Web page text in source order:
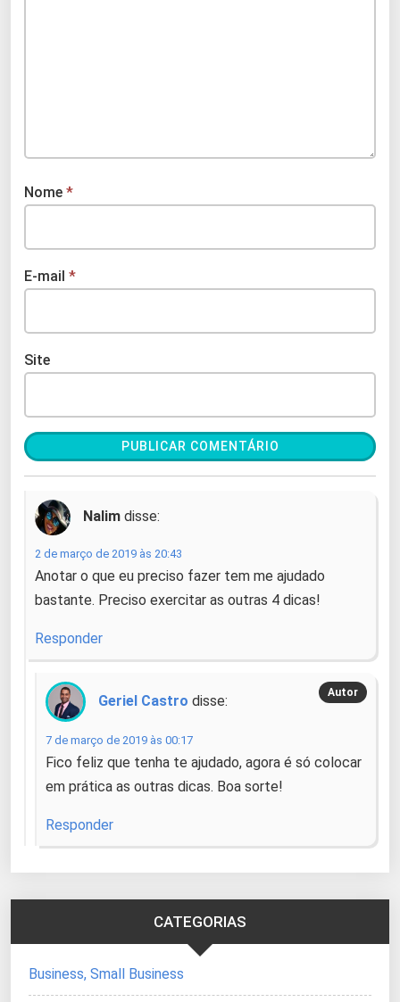
Nome *
E-mail *
Site
Nalim disse:
2 de março de 2019 às 20:43
Anotar o que eu preciso fazer tem me ajudado
bastante. Preciso exercitar as outras 4 dicas!
Responder
Geriel Castro disse:
7 de março de 2019 às 00:17
Fico feliz que tenha te ajudado, agora é só colocar
em prática as outras dicas. Boa sorte!
Responder
CATEGORIAS
Business, Small Business